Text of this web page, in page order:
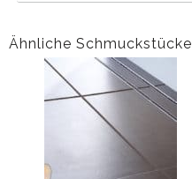
Ähnliche Schmuckstücke